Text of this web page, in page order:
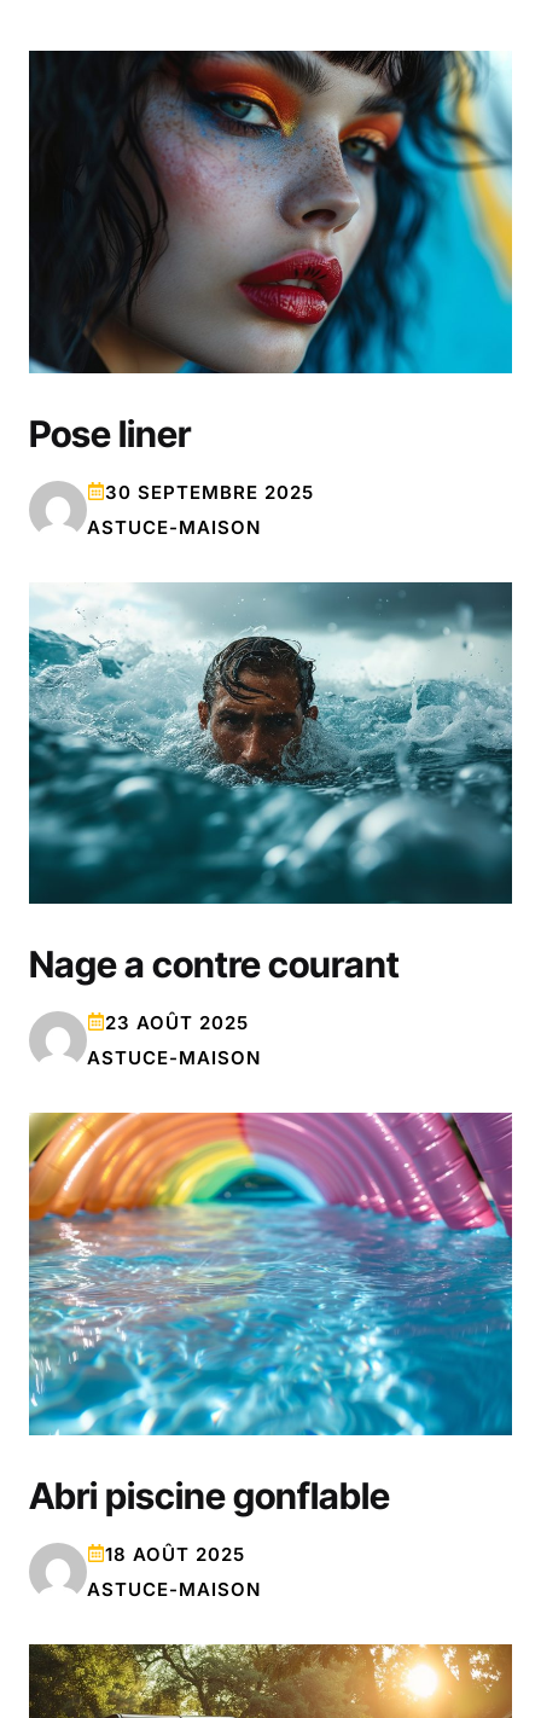
Pose liner
30 SEPTEMBRE 2025
ASTUCE-MAISON
Nage a contre courant
23 AOÛT 2025
ASTUCE-MAISON
Abri piscine gonflable
18 AOÛT 2025
ASTUCE-MAISON